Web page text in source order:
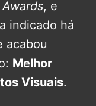
, e
indicado há
acabou
Melhor
Visuais.